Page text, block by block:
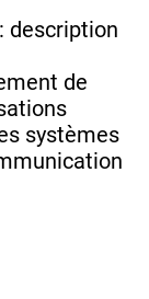
description
de
systèmes